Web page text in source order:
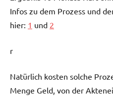
Infos zu dem Prozess und
hier: 1 und 2
r
Natürlich kosten solche
Menge Geld, von der